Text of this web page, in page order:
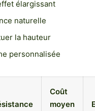
élargissant
naturelle
la hauteur
personnalisée
Coût
moyen